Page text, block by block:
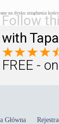
Follow
with
FREE -
na dysku urządzenia
Główna